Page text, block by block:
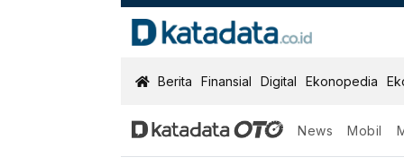
KatadataOTO
Berita Finansial Digital Ekonopedia
News Mobil